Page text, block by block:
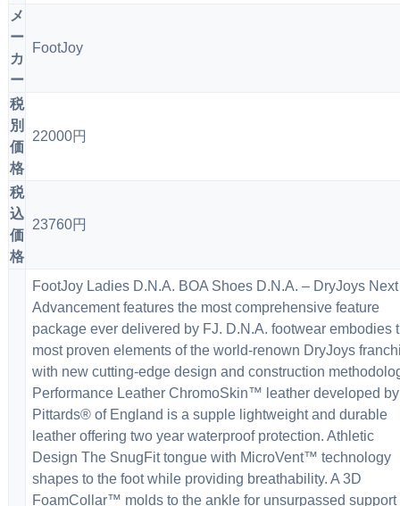
メ
ー
カ
ー
FootJoy
税
別
価
格
22000円
税
込
価
格
23760円
FootJoy Ladies D.N.A. BOA Shoes D.N.A. – DryJoys Next
Advancement features the most comprehensive feature
package ever delivered by FJ. D.N.A. footwear embodies
most proven elements of the world-renown DryJoys
with new cutting-edge design and construction
Performance Leather ChromoSkin™ leather developed by
Pittards® of England is a supple lightweight and durable
leather offering two year waterproof protection. Athletic
Design The SnugFit tongue with MicroVent™ technology
shapes to the foot while providing breathability. A 3D
FoamCollar™ molds to the ankle for unsurpassed support